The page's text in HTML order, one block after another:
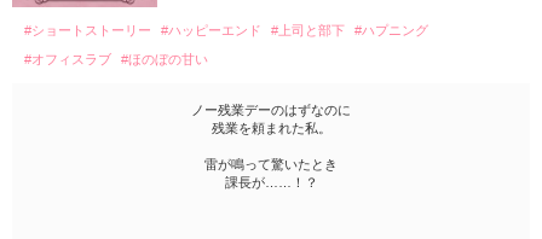
#ショートストーリー #ハッピーエンド #上司と部下
#ハプニング
#オフィスラブ
#ほのぼの甘い
ノー残業デーのはずなのに
残業を頼まれた私。
雷が鳴って驚いたとき
課長が……！？